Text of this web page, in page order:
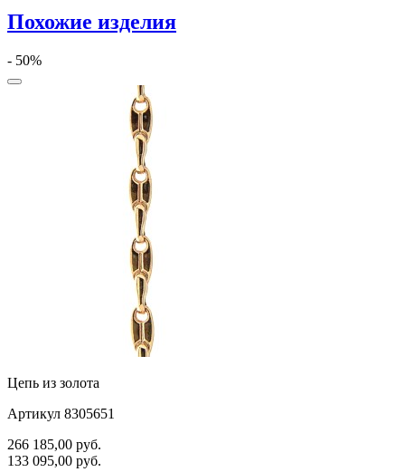
Похожие изделия
- 50%
Цепь из золота
Артикул 8305651
266 185,00 руб.
133 095,00 руб.